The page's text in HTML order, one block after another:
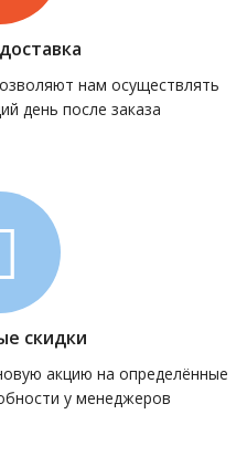
нам осуществлять
день после заказа
скидки
акцию на определённые
у менеджеров